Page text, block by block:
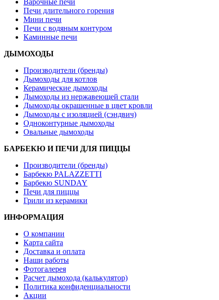
Печи длительного горения
Мини печи
Печи с водяным контуром
Каминные печи
ДЫМОХОДЫ
Производители (бренды)
Дымоходы для котлов
Керамические дымоходы
Дымоходы из нержавеющей стали
Дымоходы окрашенные в цвет кровли
Дымоходы с изоляцией (сэндвич)
Одноконтурные дымоходы
Овальные дымоходы
БАРБЕКЮ И ПЕЧИ ДЛЯ ПИЦЦЫ
Производители (бренды)
Барбекю PALAZZETTI
Барбекю SUNDAY
Печи для пиццы
Грили из керамики
ИНФОРМАЦИЯ
О компании
Карта сайта
Доставка и оплата
Наши работы
Фотогалерея
Расчет дымохода (калькулятор)
Политика конфиденциальности
Акции